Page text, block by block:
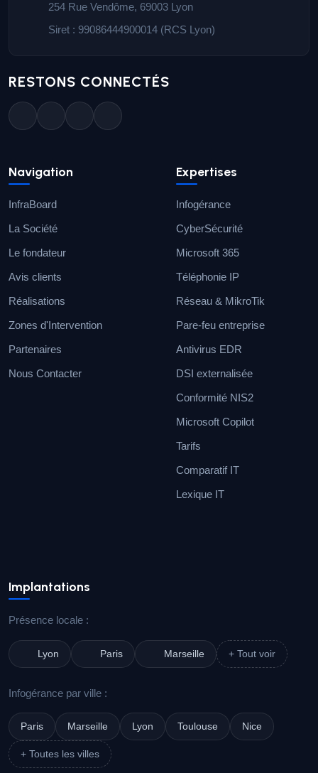
254 Rue Vendôme, 69003 Lyon
Siret : 99086444900014 (RCS Lyon)
RESTONS CONNECTÉS
Navigation
InfraBoard
La Société
Le fondateur
Avis clients
Réalisations
Zones d'Intervention
Partenaires
Nous Contacter
Expertises
Infogérance
CyberSécurité
Microsoft 365
Téléphonie IP
Réseau & MikroTik
Pare-feu entreprise
Antivirus EDR
DSI externalisée
Conformité NIS2
Microsoft Copilot
Tarifs
Comparatif IT
Lexique IT
Implantations
Présence locale :
Lyon Paris Marseille + Tout voir
Infogérance par ville :
Paris Marseille Lyon Toulouse Nice
+ Toutes les villes